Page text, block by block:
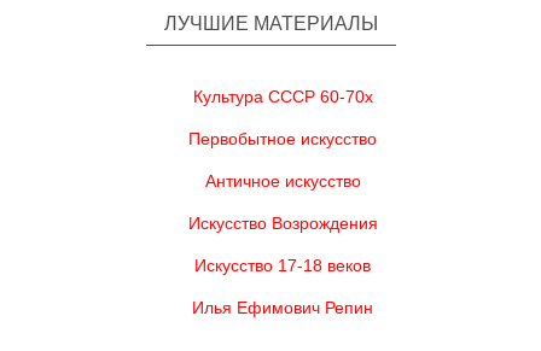
ЛУЧШИЕ МАТЕРИАЛЫ
Культура СССР 60-70х
Первобытное искусство
Античное искусство
Искусство Возрождения
Искусство 17-18 веков
Илья Ефимович Репин